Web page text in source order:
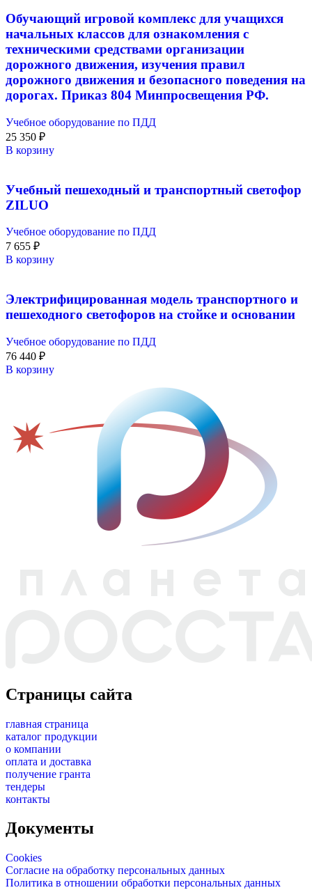
Обучающий игровой комплекс для учащихся
начальных классов для ознакомления с
техническими средствами организации
дорожного движения, изучения правил
дорожного движения и безопасного поведения на
дорогах. Приказ 804 Минпросвещения РФ.
Учебное оборудование по ПДД
25 350 ₽
В корзину
Учебный пешеходный и транспортный светофор
ZILUO
Учебное оборудование по ПДД
7 655 ₽
В корзину
Электрифицированная модель транспортного и
пешеходного светофоров на стойке и основании
Учебное оборудование по ПДД
76 440 ₽
В корзину
Страницы сайта
главная страница
каталог продукции
о компании
оплата и доставка
получение гранта
тендеры
контакты
Документы
Cookies
Согласие на обработку персональных данных
Политика в отношении обработки персональных данных